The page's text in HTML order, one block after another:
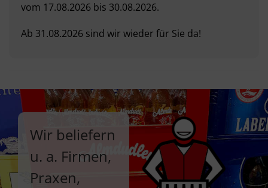
vom 17.08.2026 bis 30.08.2026.
Ab 31.08.2026 sind wir wieder für Sie da!
Wir beliefern
u. a. Firmen,
Praxen,